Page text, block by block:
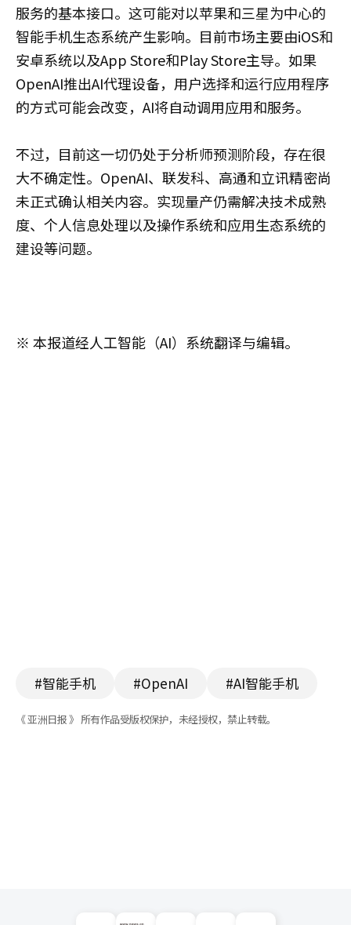
服务的基本接口。这可能对以苹果和三星为中心的
智能手机生态系统产生影响。目前市场主要由iOS和
安卓系统以及App Store和Play Store主导。如果
OpenAI推出AI代理设备，用户选择和运行应用程序
的方式可能会改变，AI将自动调用应用和服务。
不过，目前这一切仍处于分析师预测阶段，存在很
大不确定性。OpenAI、联发科、高通和立讯精密尚
未正式确认相关内容。实现量产仍需解决技术成熟
度、个人信息处理以及操作系统和应用生态系统的
建设等问题。
※ 本报道经人工智能（AI）系统翻译与编辑。
#智能手机 #OpenAI #AI智能手机
《 亚洲日报 》 所有作品受版权保护，未经授权，禁止转载。